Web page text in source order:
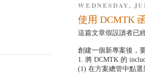
WEDNESDAY,
使用 DCMTK
這篇文章假設讀者已
創建一個新專案後，
1. 將 DCMTK 的
(1) 在方案總管中點選